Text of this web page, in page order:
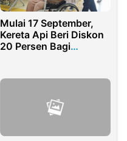
Mulai 17 September,
Kereta Api Beri Diskon
20 Persen Bagi